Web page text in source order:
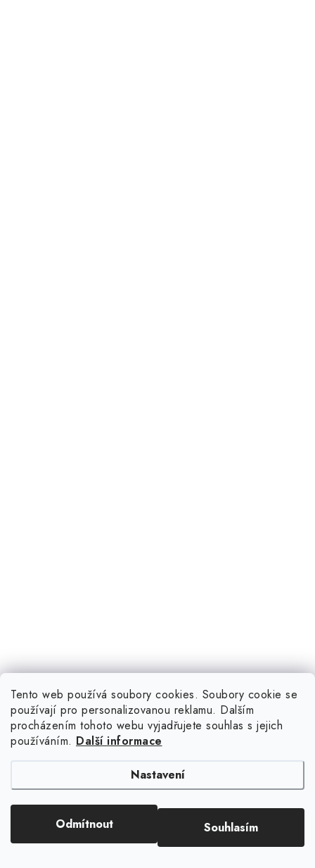
Tento web používá soubory cookies. Soubory cookie se
používají pro personalizovanou reklamu. Dalším
procházením tohoto webu vyjadřujete souhlas s jejich
používáním. Další informace
Nastavení
Odmítnout Souhlasím